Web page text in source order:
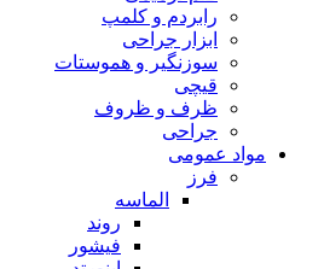
رابردم و کلمپ
ابزار جراحی
سوزنگیر و هموستات
قیچی
ظرف و ظروف
جراحی
مواد عمومی
فرز
الماسه
روند
فیشور